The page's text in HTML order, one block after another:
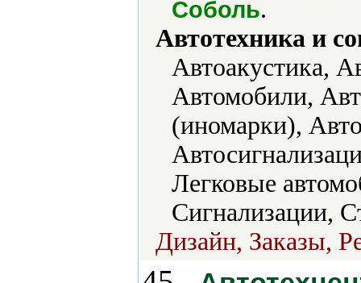
Соболь.
Автотехника и
Автоакустика,
Автомобили,
(иномарки),
Легковые
Сигнализации,
Дизайн, Заказы,